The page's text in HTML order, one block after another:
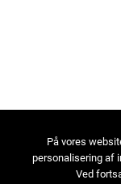
På vores
personalisering af
Ved